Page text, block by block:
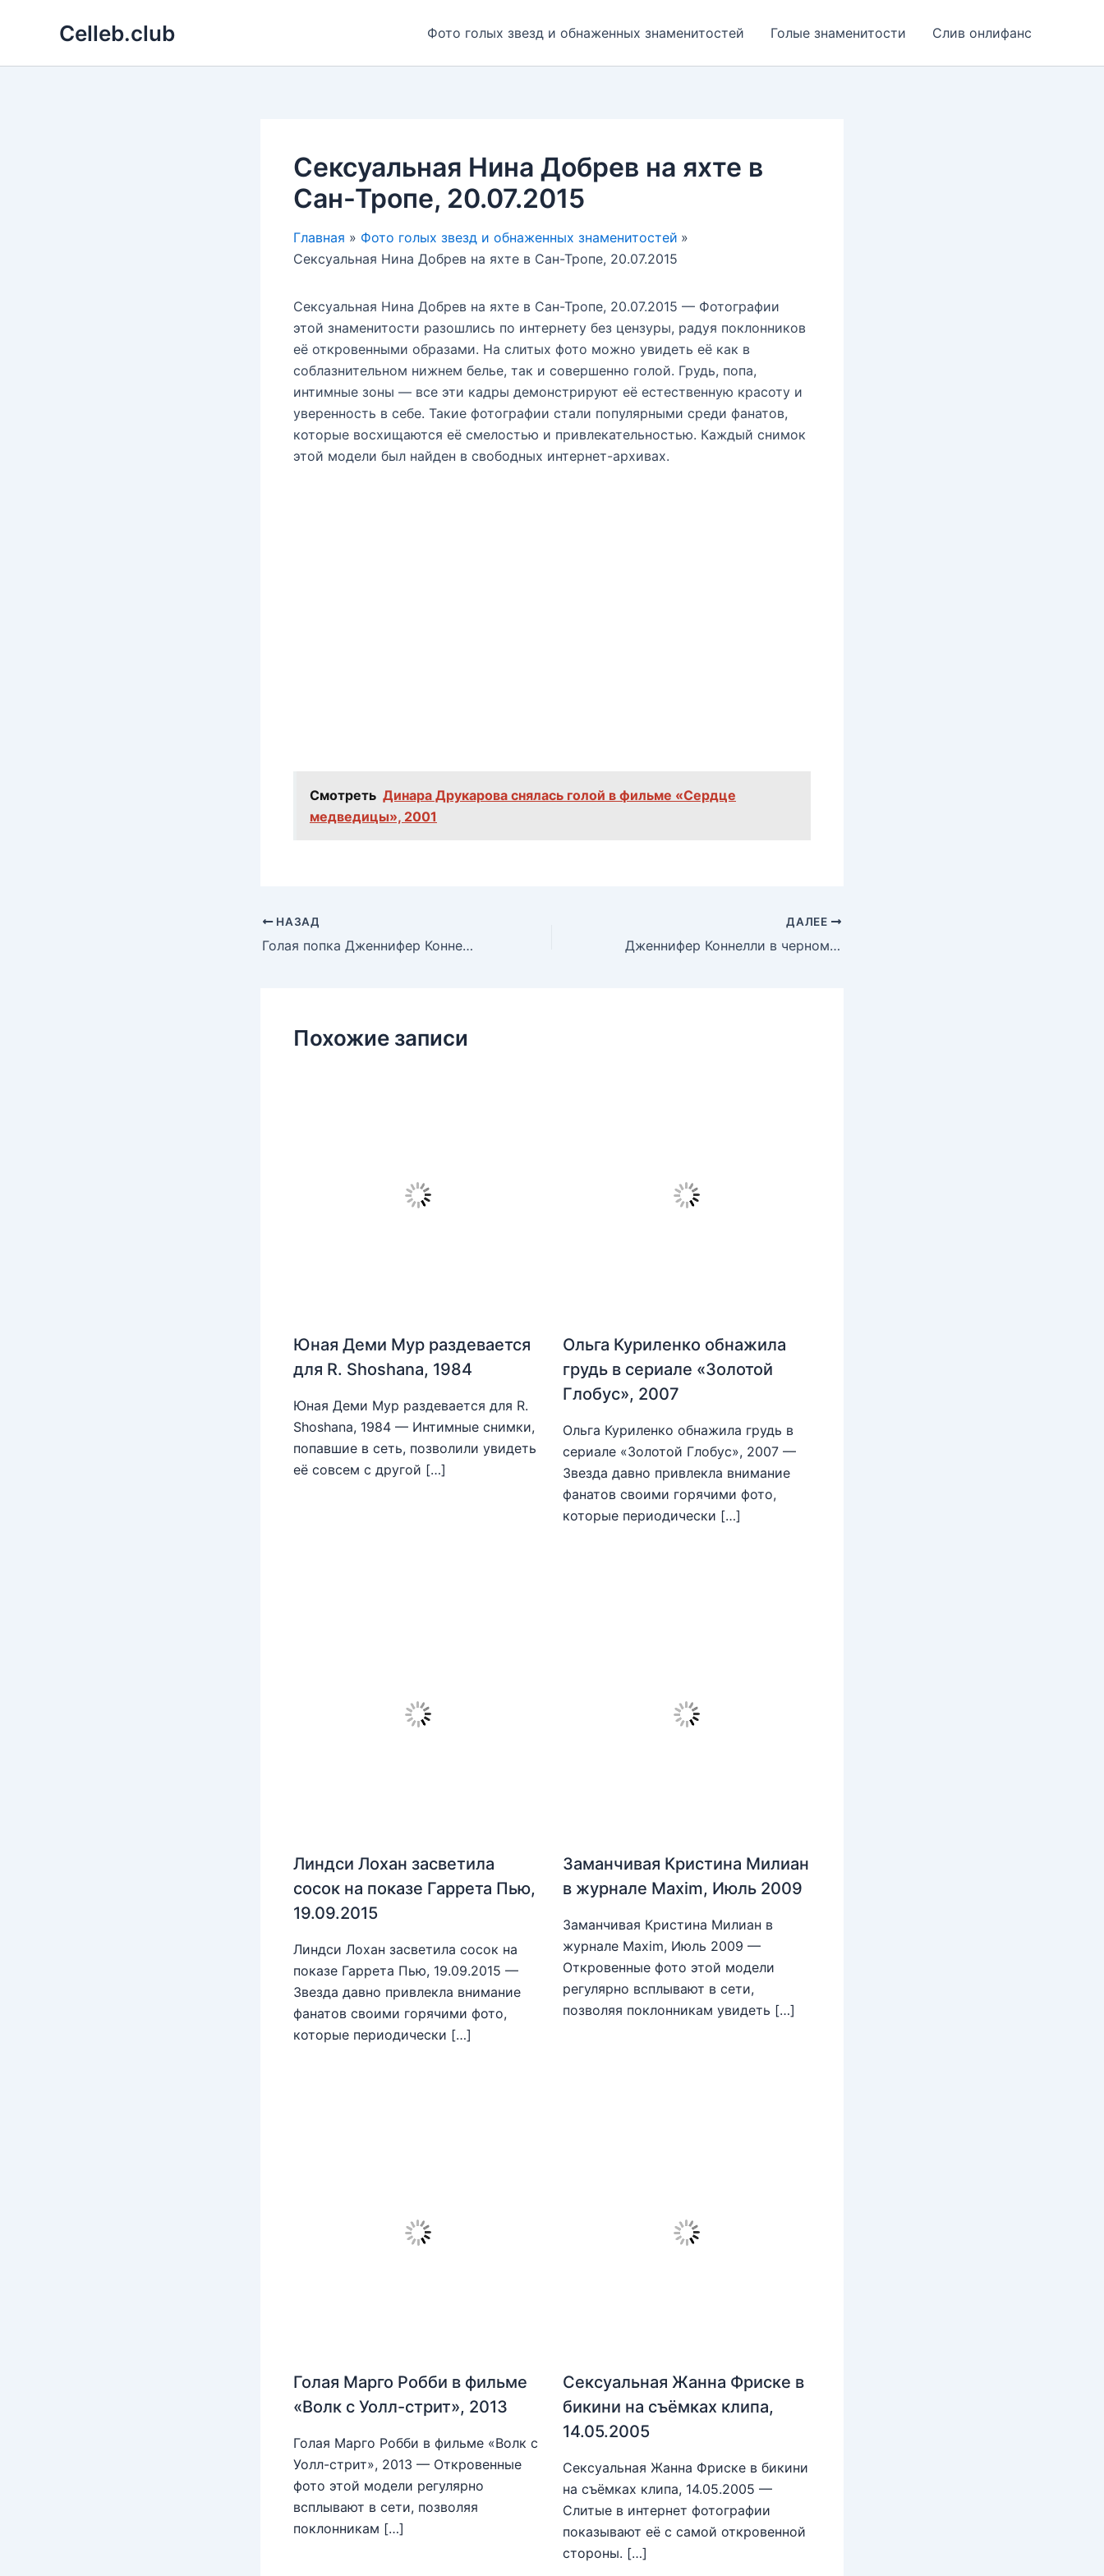
Celleb.club Фото голых звезд и обнаженных знаменитостей Голые знаменитости Слив онлифанс
Сексуальная Нина Добрев на яхте в
Сан-Тропе, 20.07.2015
Главная
Фото голых звезд и обнаженных знаменитостей
Сексуальная Нина Добрев на яхте в Сан-Тропе, 20.07.2015
Сексуальная Нина Добрев на яхте в Сан-Тропе, 20.07.2015 — Фотографии
этой знаменитости разошлись по интернету без цензуры, радуя поклонников
её откровенными образами. На слитых фото можно увидеть её как в
соблазнительном нижнем белье, так и совершенно голой. Грудь, попа,
интимные зоны — все эти кадры демонстрируют её естественную красоту и
уверенность в себе. Такие фотографии стали популярными среди фанатов,
которые восхищаются её смелостью и привлекательностью. Каждый снимок
этой модели был найден в свободных интернет-архивах.
Смотреть Динара Друкарова снялась голой в фильме «Сердце
медведицы», 2001
НАЗАД
Голая попка Дженнифер Коннелли в фильме «Однажды в Америке», 1983
ДАЛЕЕ
Дженнифер Коннелли в черном бикини на пляже, Июль 2009
Похожие записи
Юная Деми Мур раздевается
для R. Shoshana, 1984
Юная Деми Мур раздевается для R.
Shoshana, 1984 — Интимные снимки,
попавшие в сеть, позволили увидеть
её совсем с другой […]
Ольга Куриленко обнажила
грудь в сериале «Золотой
Глобус», 2007
Ольга Куриленко обнажила грудь в
сериале «Золотой Глобус», 2007 —
Звезда давно привлекла внимание
фанатов своими горячими фото,
которые периодически […]
Линдси Лохан засветила
сосок на показе Гаррета Пью,
19.09.2015
Линдси Лохан засветила сосок на
показе Гаррета Пью, 19.09.2015 —
Звезда давно привлекла внимание
фанатов своими горячими фото,
которые периодически […]
Заманчивая Кристина Милиан
в журнале Maxim, Июль 2009
Заманчивая Кристина Милиан в
журнале Maxim, Июль 2009 —
Откровенные фото этой модели
регулярно всплывают в сети,
позволяя поклонникам увидеть […]
Голая Марго Робби в фильме
«Волк с Уолл-стрит», 2013
Голая Марго Робби в фильме «Волк с
Уолл-стрит», 2013 — Откровенные
фото этой модели регулярно
всплывают в сети, позволяя
поклонникам […]
Сексуальная Жанна Фриске в
бикини на съёмках клипа,
14.05.2005
Сексуальная Жанна Фриске в бикини
на съёмках клипа, 14.05.2005 —
Слитые в интернет фотографии
показывают её с самой откровенной
стороны. […]